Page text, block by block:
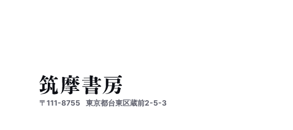
〒111-8755 東京都台東区蔵前2-5-3